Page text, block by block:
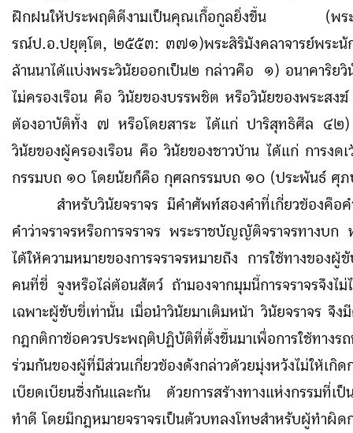
ฝึกฝนให้ประพฤติดีงามเป็นคุณเกื้อกูลยิ่งขึ้น (พร
รณ์ป.อ.ปยุตฺโต, ๒๕๕๓: ๓๗๑)พระสิริมังคลาจารย์พระ
ล้านนาได้แบ่งพระวินัยออกเป็น๒ กล่าวคือ ๑) อนาคาริย
ไม่ครองเรือน คือ วินัยของบรรพชิต หรือวินัยของพระสงฆ์
ต้องอาบัติทั้ง ๗ หรือโดยสาระ ได้แก่ ปาริสุทธิศีล ๔๒)
วินัยของผู้ครองเรือน คือ วินัยของชาวบ้าน ได้แก่ การงด
กรรมบถ ๑๐ โดยนัยก็คือ กุศลกรรมบถ ๑๐ (ประพันธ์ ศุภ
สำหรับวินัยจราจร มีคำศัพท์สองคำที่เกี่ยวข้องคือ
คำว่าจราจรหรือการจราจร พระราชบัญญัติจราจรทาง
ได้ให้ความหมายของการจราจรหมายถึง การใช้ทางของผู้
คนที่ขี่ จูงหรือไล่ต้อนสัตว์ ถ้ามองจากมุมนี้การจราจรจึงไม่
เฉพาะผู้ขับขี่เท่านั้น เมื่อนำวินัยมาเติมหน้า วินัยจราจร จึง
กฎกติกาข้อควรประพฤติปฏิบัติที่ตั้งขึ้นมาเพื่อการใช้ทางร
ร่วมกันของผู้ที่มีส่วนเกี่ยวข้องดังกล่าวด้วยมุ่งหวังไม่ให้เกิด
เบียดเบียนซึ่งกันและกัน ด้วยการสร้างทางแห่งกรรมที่เป็
ทำดี โดยมีกฎหมายจราจรเป็นตัวบทลงโทษสำหรับผู้ทำผิด